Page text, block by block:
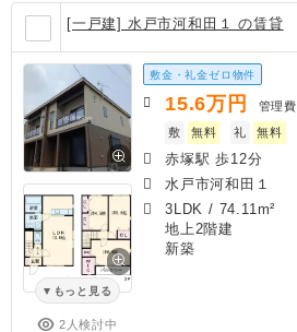
[一戸建] 水戸市河和田１ の賃貸
もっと見る
2人検討中
敷金・礼金ゼロ物件
15.6万円 管理費
敷
無料 礼 無料
赤塚駅 歩12分
水戸市河和田１
3LDK / 74.11m²
地上2階建
新築